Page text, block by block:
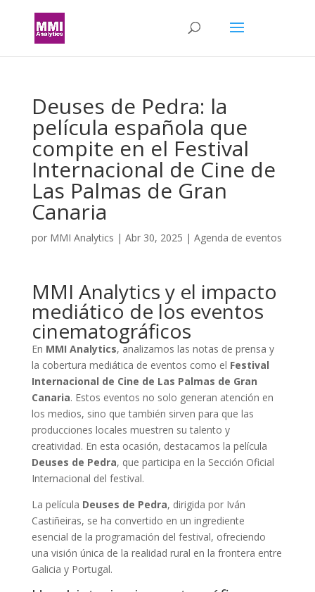
Deuses de Pedra: la
película española que
compite en el Festival
Internacional de Cine de
Las Palmas de Gran
Canaria
por MMI Analytics | Abr 30, 2025 | Agenda de eventos
MMI Analytics y el impacto
mediático de los eventos
cinematográficos
En MMI Analytics, analizamos las notas de prensa y
la cobertura mediática de eventos como el Festival
Internacional de Cine de Las Palmas de Gran
Canaria. Estos eventos no solo generan atención en
los medios, sino que también sirven para que las
producciones locales muestren su talento y
creatividad. En esta ocasión, destacamos la película
Deuses de Pedra, que participa en la Sección Oficial
Internacional del festival.
La película Deuses de Pedra, dirigida por Iván
Castiñeiras, se ha convertido en un ingrediente
esencial de la programación del festival, ofreciendo
una visión única de la realidad rural en la frontera entre
Galicia y Portugal.